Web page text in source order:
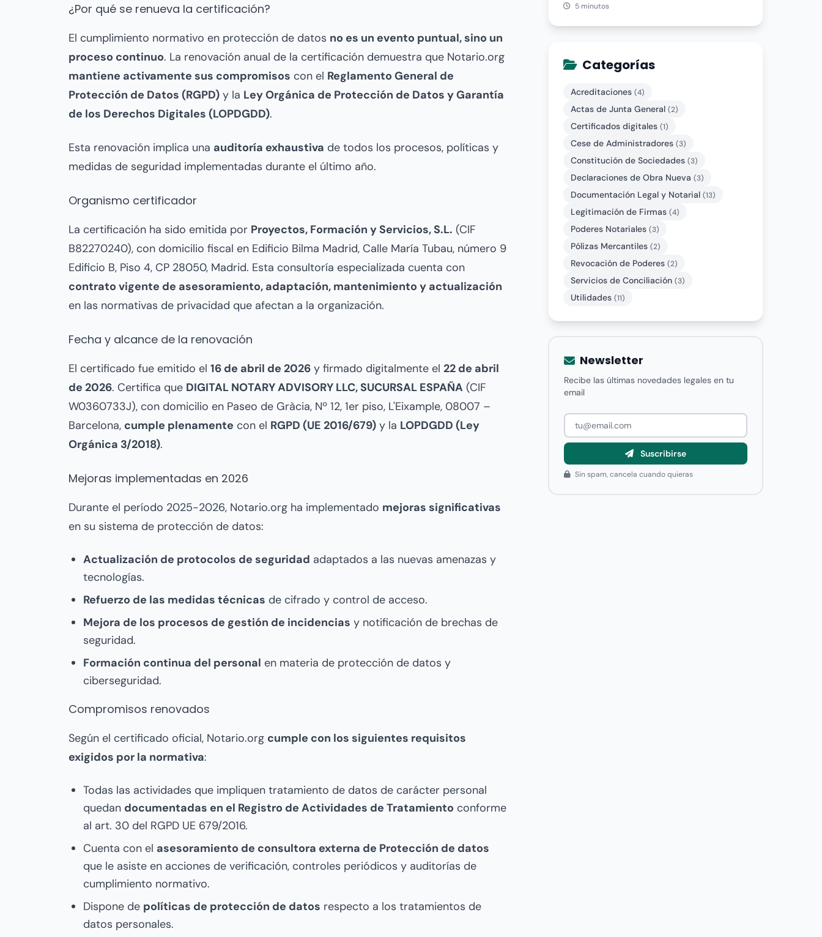
¿Por qué se renueva la certificación?
El cumplimiento normativo en protección de datos no es un evento puntual, sino un
proceso continuo. La renovación anual de la certificación demuestra que Notario.org
mantiene activamente sus compromisos con el Reglamento General de
Protección de Datos (RGPD) y la Ley Orgánica de Protección de Datos y Garantía
de los Derechos Digitales (LOPDGDD).
Esta renovación implica una auditoría exhaustiva de todos los procesos, políticas y
medidas de seguridad implementadas durante el último año.
Organismo certificador
La certificación ha sido emitida por Proyectos, Formación y Servicios, S.L. (CIF
B82270240), con domicilio fiscal en Edificio Bilma Madrid, Calle María Tubau, número 9
Edificio B, Piso 4, CP 28050, Madrid. Esta consultoría especializada cuenta con
contrato vigente de asesoramiento, adaptación, mantenimiento y actualización
en las normativas de privacidad que afectan a la organización.
Fecha y alcance de la renovación
El certificado fue emitido el 16 de abril de 2026 y firmado digitalmente el 22 de abril
de 2026. Certifica que DIGITAL NOTARY ADVISORY LLC, SUCURSAL ESPAÑA (CIF
W0360733J), con domicilio en Paseo de Gràcia, Nº 12, 1er piso, L'Eixample, 08007 –
Barcelona, cumple plenamente con el RGPD (UE 2016/679) y la LOPDGDD (Ley
Orgánica 3/2018).
Mejoras implementadas en 2026
Durante el período 2025-2026, Notario.org ha implementado mejoras significativas
en su sistema de protección de datos:
Actualización de protocolos de seguridad adaptados a las nuevas amenazas y
tecnologías.
Refuerzo de las medidas técnicas de cifrado y control de acceso.
Mejora de los procesos de gestión de incidencias y notificación de brechas de
seguridad.
Formación continua del personal en materia de protección de datos y
ciberseguridad.
Compromisos renovados
Según el certificado oficial, Notario.org cumple con los siguientes requisitos
exigidos por la normativa:
Todas las actividades que impliquen tratamiento de datos de carácter personal
quedan documentadas en el Registro de Actividades de Tratamiento conforme
al art. 30 del RGPD UE 679/2016.
Cuenta con el asesoramiento de consultora externa de Protección de datos
que le asiste en acciones de verificación, controles periódicos y auditorías de
cumplimiento normativo.
Dispone de políticas de protección de datos respecto a los tratamientos de
datos personales.
5 minutos
Categorías
Acreditaciones (4)
Actas de Junta General (2)
Certificados digitales (1)
Cese de Administradores (3)
Constitución de Sociedades (3)
Declaraciones de Obra Nueva (3)
Documentación Legal y Notarial (13)
Legitimación de Firmas (4)
Poderes Notariales (3)
Pólizas Mercantiles (2)
Revocación de Poderes (2)
Servicios de Conciliación (3)
Utilidades (11)
Newsletter
Recibe las últimas novedades legales en tu
email
Suscribirse
Sin spam, cancela cuando quieras